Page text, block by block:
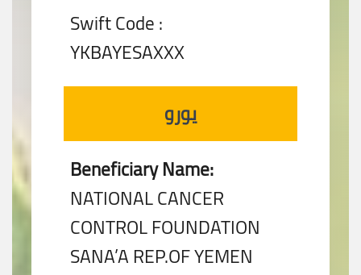
Swift Code :
YKBAYESAXXX
يورو
Beneficiary Name:
NATIONAL CANCER
CONTROL FOUNDATION
SANA’A REP.OF YEMEN